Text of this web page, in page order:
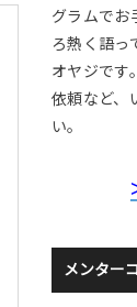
グラムでお
ろ熱く語っ
オヤジです
依頼など、
い。
メンター